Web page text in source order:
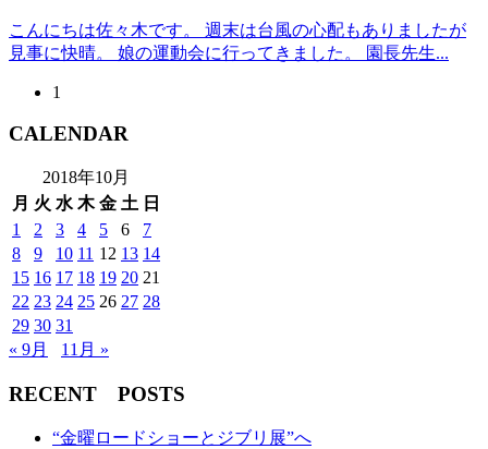
こんにちは佐々木です。 週末は台風の心配もありましたが
見事に快晴。 娘の運動会に行ってきました。 園長先生...
1
CALENDAR
2018年10月
月 火 水 木 金 土 日
1
2 3 4 5 6
7
8
9 10 11 12 13 14
15 16 17 18 19 20 21
22 23 24 25 26 27 28
29 30 31
« 9月
11月 »
RECENT POSTS
“金曜ロードショーとジブリ展”へ